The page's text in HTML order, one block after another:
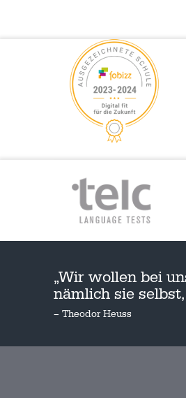
„Wir wollen bei
nämlich sie
– Theodor Heuss